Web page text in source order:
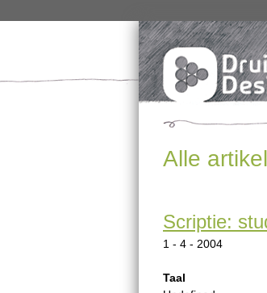
Alle
Scriptie:
1 - 4 - 2004
Taal